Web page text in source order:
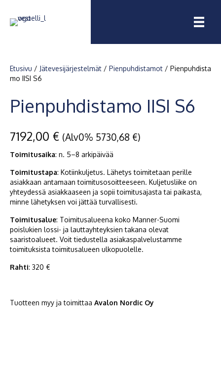
Etusivu / Jätevesijärjestelmät / Pienpuhdistamot / Pienpuhdista
mo IISI S6
Pienpuhdistamo IISI S6
7192,00 € (Alv0% 5730,68 €)
Toimitusaika: n. 5–8 arkipäivää
Toimitustapa: Kotiinkuljetus. Lähetys toimitetaan perille
asiakkaan antamaan toimitusosoitteeseen. Kuljetusliike on
yhteydessä asiakkaaseen ja sopii toimitusajasta tai paikasta,
minne lähetyksen voi jättää turvallisesti.
Toimitusalue: Toimitusalueena koko Manner-Suomi
poislukien lossi- ja lauttayhteyksien takana olevat
saaristoalueet. Voit tiedustella asiakaspalvelustamme
toimituksista toimitusalueen ulkopuolelle.
Rahti: 320 €
Tuotteen myy ja toimittaa Avalon Nordic Oy